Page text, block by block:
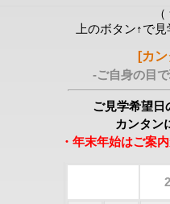
上のボタン↑で
[カ
-ご自身の目
ご見学希望日
カンタン
・年末年始はご案